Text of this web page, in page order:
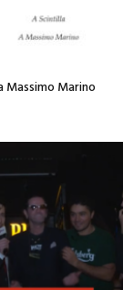
Massimo Marino